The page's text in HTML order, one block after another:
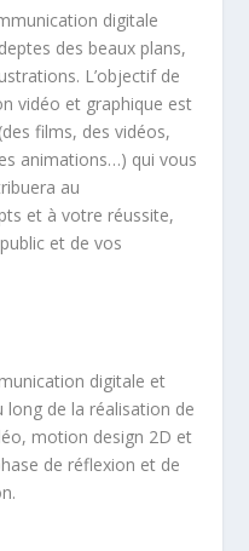
digitale
des beaux plans,
L’objectif de
vidéo et graphique est
films, des vidéos,
animations…) qui vous
au
et à votre réussite,
et de vos
digitale et
de la réalisation de
motion design 2D et
de réflexion et de